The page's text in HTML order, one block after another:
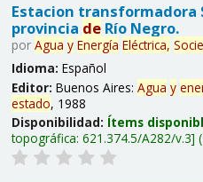
Estacion transformadora
provincia deRío Negro.
por Agua y Energía Eléctrica,
Idioma: Español
Editor: Buenos Aires: Agua y
estado, 1988
Disponibilidad: Ítems
topográfica: 621.374.5/A282/v.3